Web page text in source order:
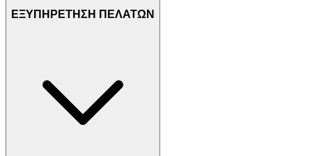
ΕΞΥΠΗΡΕΤΗΣΗ ΠΕΛΑΤΩΝ